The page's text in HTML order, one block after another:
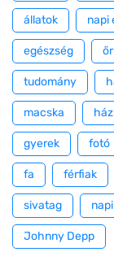
állatok napi
egészség
tudomány
macska
gyerek fotó
fa férfiak
sivatag
Johnny Depp